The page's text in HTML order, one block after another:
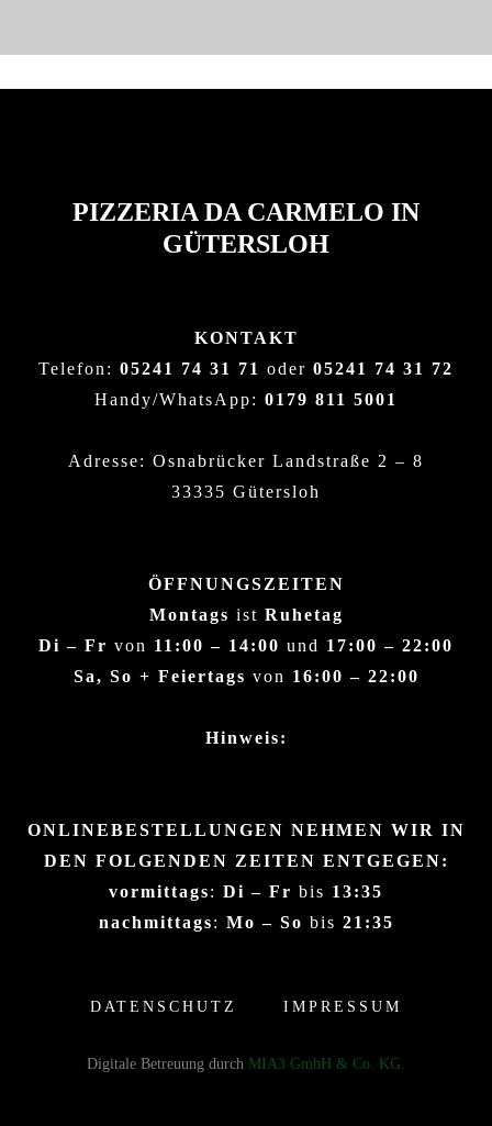
PIZZERIA DA CARMELO IN
GÜTERSLOH
KONTAKT
Telefon: 05241 74 31 71 oder 05241 74 31 72
Handy/WhatsApp: 0179 811 5001
Adresse: Osnabrücker Landstraße 2 – 8
33335 Gütersloh
ÖFFNUNGSZEITEN
Montags ist Ruhetag
Di – Fr von 11:00 – 14:00 und 17:00 – 22:00
Sa, So + Feiertags von 16:00 – 22:00
Hinweis:
ONLINEBESTELLUNGEN NEHMEN WIR IN
DEN FOLGENDEN ZEITEN ENTGEGEN:
vormittags: Di – Fr bis 13:35
nachmittags: Mo – So bis 21:35
DATENSCHUTZ IMPRESSUM
Digitale Betreuung durch MIA3 GmbH & Co. KG.